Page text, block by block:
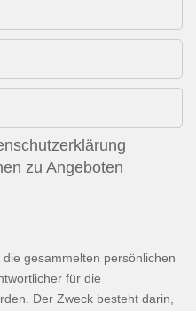
zu Angeboten
gesammelten persönlichen
für die
Der Zweck besteht darin,